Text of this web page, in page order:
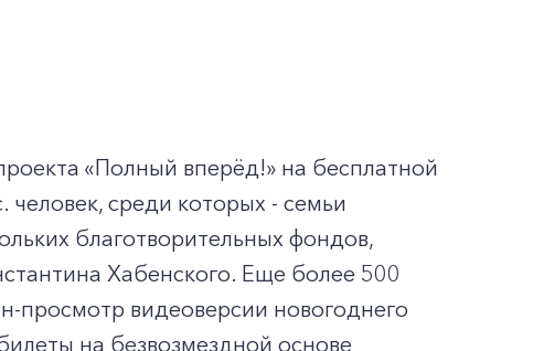
«Полный вперёд!» на бесплатной
человек, среди которых - семьи
благотворительных фондов,
Хабенского. Еще более 500
просмотр видеоверсии новогоднего
на безвозмездной основе